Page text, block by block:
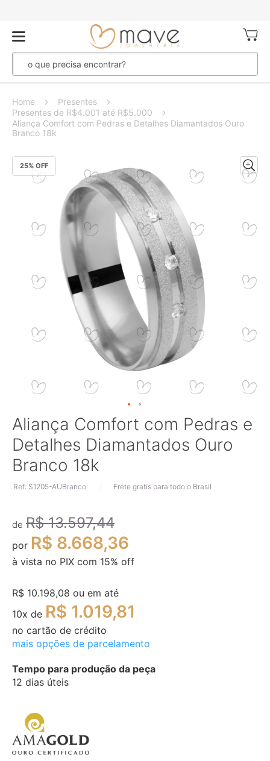
Meu
Home
Presentes
Presentes de R$4.001 até R$5.000
Aliança Comfort com Pedras e Detalhes Diamantados Ouro
Branco 18k
25% OFF
Pular
para
o
imagens
Saltar
para
o
da
de
Aliança Comfort com Pedras e
Detalhes Diamantados Ouro
Branco 18k
Ref: S1205-AUBranco Frete gratis para todo o Brasil
de R$ 13.597,44
por R$ 8.668,36
à vista no PIX com 15% off
R$ 10.198,08 ou em até
10x de R$ 1.019,81
no cartão de crédito
mais opções de parcelamento
Tempo para produção da peça
12 dias úteis